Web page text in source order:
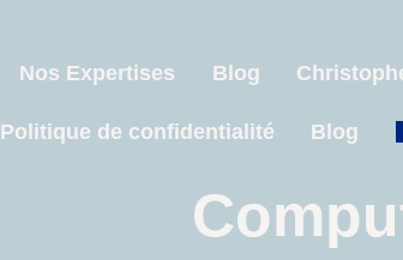
Nos Expertises Blog
Politique de confidentialité Blog